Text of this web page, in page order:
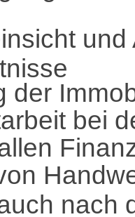
und
der
bei
nach